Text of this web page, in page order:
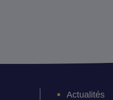
Actualités